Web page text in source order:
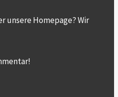
unsere Homepage? Wir